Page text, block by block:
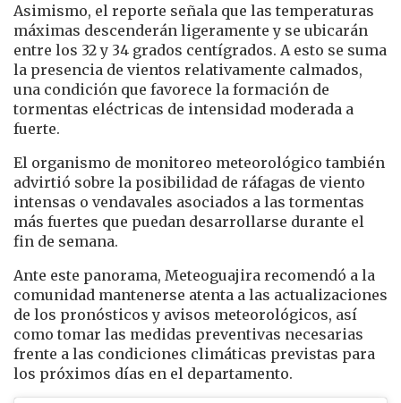
Asimismo, el reporte señala que las temperaturas
máximas descenderán ligeramente y se ubicarán
entre los 32 y 34 grados centígrados. A esto se suma
la presencia de vientos relativamente calmados,
una condición que favorece la formación de
tormentas eléctricas de intensidad moderada a
fuerte.
El organismo de monitoreo meteorológico también
advirtió sobre la posibilidad de ráfagas de viento
intensas o vendavales asociados a las tormentas
más fuertes que puedan desarrollarse durante el
fin de semana.
Ante este panorama, Meteoguajira recomendó a la
comunidad mantenerse atenta a las actualizaciones
de los pronósticos y avisos meteorológicos, así
como tomar las medidas preventivas necesarias
frente a las condiciones climáticas previstas para
los próximos días en el departamento.